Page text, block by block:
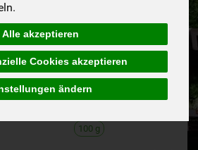
Alle akzeptieren
Cookies akzeptieren
ändern
Kräutermarina
100 g mit rosa
3,49 €
inkl. 7% MwSt.
100 g